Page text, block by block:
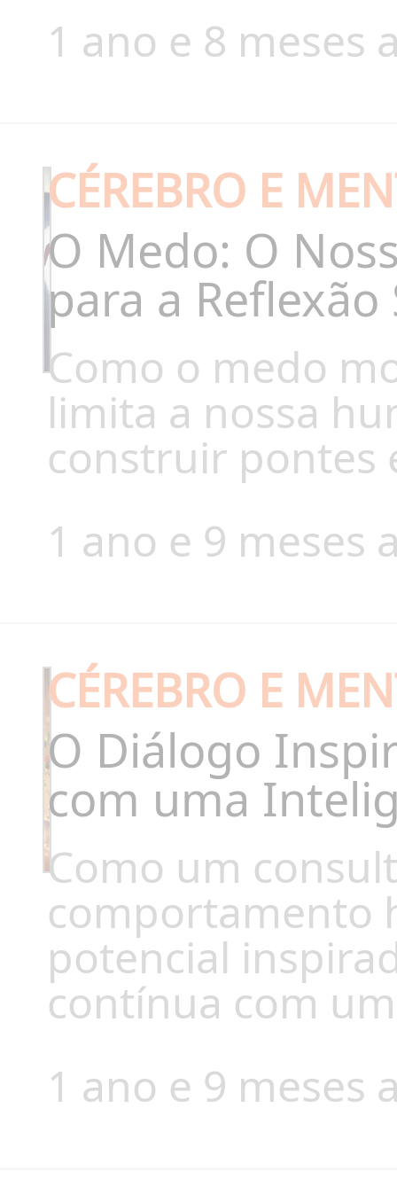
1 ano e 8 meses
CÉREBRO E
O Medo: O
para a
Como o medo
limita a nossa
construir pontes
1 ano e 9 meses
CÉREBRO E
O Diálogo
com uma
Como um
comportamento
potencial
contínua com
1 ano e 9 meses